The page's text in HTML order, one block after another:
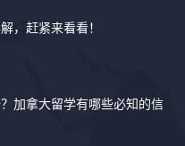
，赶紧来看看！
加拿大留学有哪些必知的信